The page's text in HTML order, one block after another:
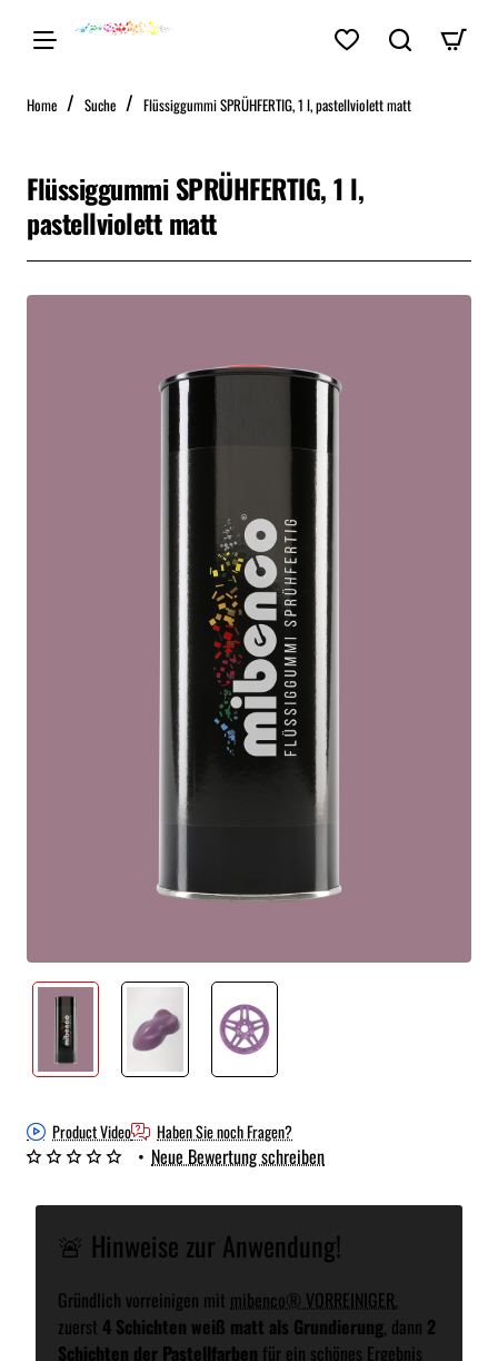
Home home Suche Flüssiggummi SPRÜHFERTIG, 1 l, pastellviolett matt
Flüssiggummi SPRÜHFERTIG, 1 l,
pastellviolett matt
Product Video Haben Sie noch Fragen?
🚨 Hinweise zur Anwendung!
Gründlich vorreinigen mit mibenco® VORREINIGER,
zuerst 4 Schichten weiß matt als Grundierung, dann 2
Schichten der Pastellfarben für ein schönes Ergebnis
• Neue Bewertung schreiben